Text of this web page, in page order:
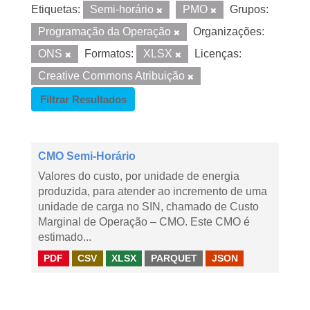
Etiquetas: Semi-horário PMO
Grupos:
Programação da Operação
Organizações:
ONS
Formatos: XLSX
Licenças:
Creative Commons Atribuição
Filtrar Resultados
CMO Semi-Horário
Valores do custo, por unidade de energia
produzida, para atender ao incremento de uma
unidade de carga no SIN, chamado de Custo
Marginal de Operação – CMO. Este CMO é
estimado...
PDF CSV XLSX PARQUET JSON